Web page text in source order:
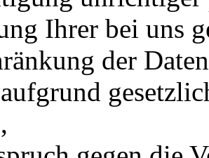
Ihrer bei uns
der